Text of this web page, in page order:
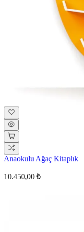
Anaokulu Ağaç Kitaplık
10.450,00 ₺